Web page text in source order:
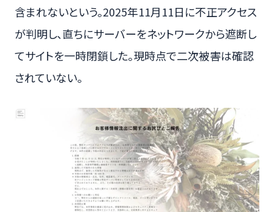
含まれないという。2025年11月11日に不正アクセス
が判明し、直ちにサーバーをネットワークから遮断し
てサイトを一時閉鎖した。現時点で二次被害は確認
されていない。